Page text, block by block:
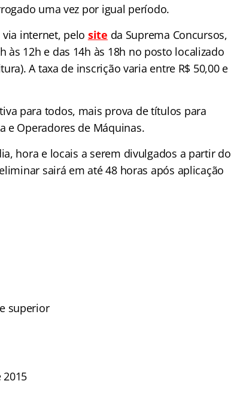
uma vez por igual período.
via internet, pelo site da Suprema Concursos,
12h e das 14h às 18h no posto localizado
A taxa de inscrição varia entre R$ 50,00 e
para todos, mais prova de títulos para
e Operadores de Máquinas.
hora e locais a serem divulgados a partir do
sairá em até 48 horas após aplicação
superior